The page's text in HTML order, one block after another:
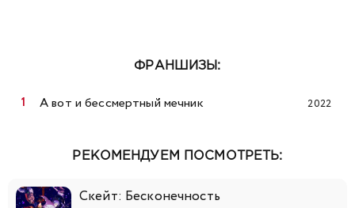
ФРАНШИЗЫ:
А вот и бессмертный мечник 2022
РЕКОМЕНДУЕМ ПОСМОТРЕТЬ:
Скейт: Бесконечность